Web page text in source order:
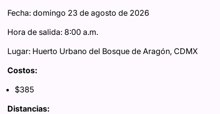
Fecha: domingo 23 de agosto de 2026
Hora de salida: 8:00 a.m.
Lugar: Huerto Urbano del Bosque de Aragón, CDMX
Costos:
$385
Distancias: